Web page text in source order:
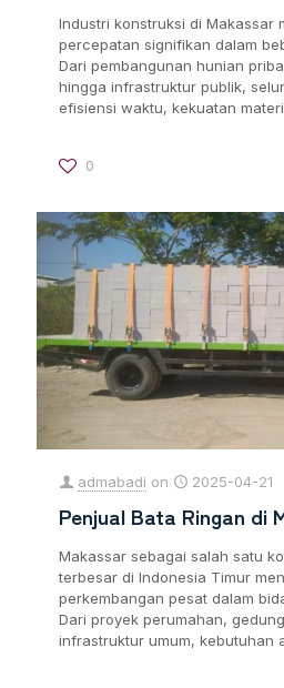
Industri konstruksi di Makassar
percepatan signifikan dalam
Dari pembangunan hunian
hingga infrastruktur publik,
efisiensi waktu, kekuatan
0
admabadi on 2025-04-21
Penjual Bata Ringan di
Makassar sebagai salah satu
terbesar di Indonesia Timur
perkembangan pesat dalam
Dari proyek perumahan,
infrastruktur umum, kebutuhan